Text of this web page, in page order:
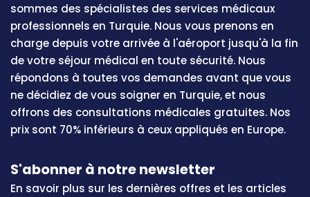
sommes des spécialistes des services médicaux
professionnels en Turquie. Nous vous prenons en
charge depuis votre arrivée à l'aéroport jusqu'à la fin
de votre séjour médical en toute sécurité. Nous
répondons à toutes vos demandes avant que vous
ne décidiez de vous soigner en Turquie, et nous
offrons des consultations médicales gratuites. Nos
prix sont 70% inférieurs à ceux appliqués en Europe.
S'abonner à notre newsletter
En savoir plus sur les dernières offres et les articles